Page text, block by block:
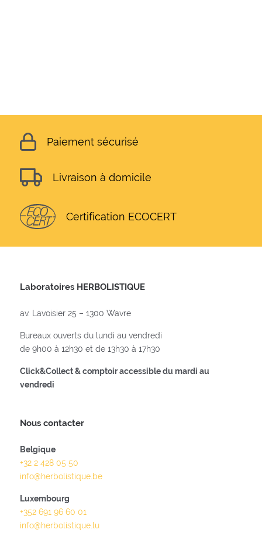
Paiement sécurisé
Livraison à domicile
Certification ECOCERT
Laboratoires HERBOLISTIQUE
av. Lavoisier 25 – 1300 Wavre
Bureaux ouverts du lundi au vendredi
de 9h00 à 12h30 et de 13h30 à 17h30
Click&Collect & comptoir accessible du mardi au
vendredi
Nous contacter
Belgique
+32 2 428 05 50
info@herbolistique.be
Luxembourg
+352 691 96 60 01
info@herbolistique.lu